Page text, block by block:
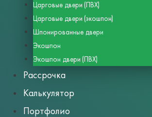
Царговые двери (ПВХ)
Царговые двери (экошпон)
Шпонированные двери
Экошпон
Экошпон двери (ПВХ)
Рассрочка
Калькулятор
Портфолио